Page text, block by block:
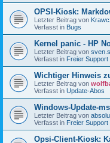
OPSI-Kiosk:
Letzter Beitrag von
Verfasst in Bugs
Kernel panic - HP
Letzter Beitrag von
Verfasst in Freier Support
Wichtiger Hinweis
Letzter Beitrag von
Verfasst in Update-Abos
Windows-Update-
Letzter Beitrag von
Verfasst in Freier Support
Opsi-Client-Kiosk: